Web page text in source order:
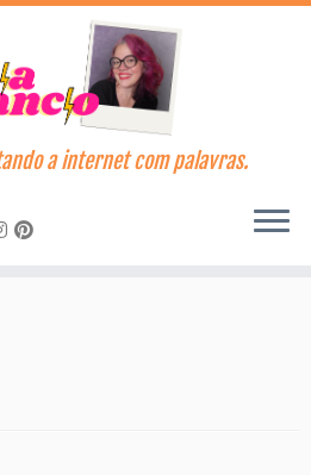
a internet com palavras.